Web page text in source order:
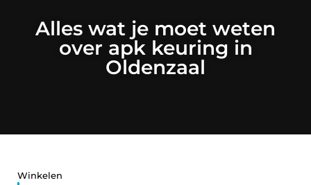
Alles wat je moet weten
over apk keuring in
Oldenzaal
Winkelen